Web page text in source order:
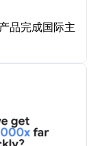
品完成国际主